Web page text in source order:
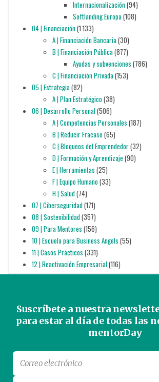
Internacionalización(94)
Softlanding Europa(108)
04 | Financiación(1.133)
A | Financiación Bancaria(30)
B | Financiación Pública(877)
Ayudas y subvenciones (786)
C | Financiación Privada(153)
05 | Estrategia(82)
A | Plan Estratégico(38)
06 | Desarrollo Personal(506)
A | Competencias Personales (187)
B | Reducir Fracaso(65)
C | Bloqueos del Emprendedor(32)
D | Formación y Aprendizaje (90)
E | Herramientas (25)
F | Equipo Humano(33)
H | Salud(74)
07 | Ciberseguridad(171)
08 | Sostenibilidad(357)
09 | Para Mentores (156)
10 | Escuela para Business Angels (55)
11 | Casos Prácticos (331)
12 | Reactivación Empresarial(116)
Suscríbete a nuestra
para estar al día de todas las
mentorDay